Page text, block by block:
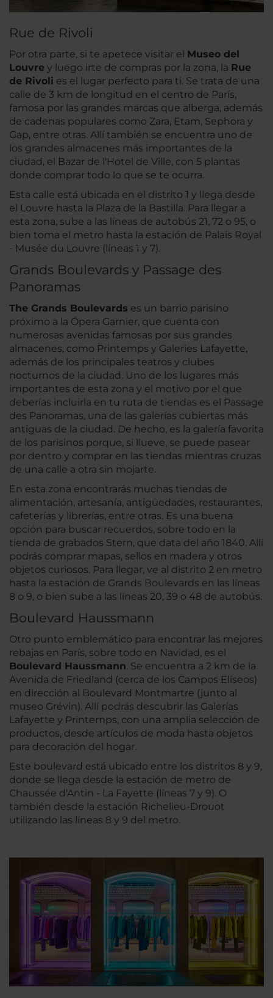
Rue de Rivoli
Por otra parte, si te apetece visitar el Museo del
Louvre y luego irte de compras por la zona, la Rue
de Rivoli es el lugar perfecto para ti. Se trata de una
calle de 3 km de longitud en el centro de París,
famosa por las grandes marcas que alberga, además
de cadenas populares como Zara, Etam, Sephora y
Gap, entre otras. Allí también se encuentra uno de
los grandes almacenes más importantes de la
ciudad, el Bazar de l'Hotel de Ville, con 5 plantas
donde comprar todo lo que se te ocurra.
Esta calle está ubicada en el distrito 1 y llega desde
el Louvre hasta la Plaza de la Bastilla. Para llegar a
esta zona, sube a las líneas de autobús 21, 72 o 95, o
bien toma el metro hasta la estación de Palais Royal
- Musée du Louvre (líneas 1 y 7).
Grands Boulevards y Passage des
Panoramas
The Grands Boulevards es un barrio parisino
próximo a la Ópera Garnier, que cuenta con
numerosas avenidas famosas por sus grandes
almacenes, como Printemps y Galeries Lafayette,
además de los principales teatros y clubes
nocturnos de la ciudad. Uno de los lugares más
importantes de esta zona y el motivo por el que
deberías incluirla en tu ruta de tiendas es el Passage
des Panoramas, una de las galerías cubiertas más
antiguas de la ciudad. De hecho, es la galería favorita
de los parisinos porque, si llueve, se puede pasear
por dentro y comprar en las tiendas mientras cruzas
de una calle a otra sin mojarte.
En esta zona encontrarás muchas tiendas de
alimentación, artesanía, antigüedades, restaurantes,
cafeterías y librerías, entre otras. Es una buena
opción para buscar recuerdos, sobre todo en la
tienda de grabados Stern, que data del año 1840. Allí
podrás comprar mapas, sellos en madera y otros
objetos curiosos. Para llegar, ve al distrito 2 en metro
hasta la estación de Grands Boulevards en las líneas
8 o 9, o bien sube a las líneas 20, 39 o 48 de autobús.
Boulevard Haussmann
Otro punto emblemático para encontrar las mejores
rebajas en París, sobre todo en Navidad, es el
Boulevard Haussmann. Se encuentra a 2 km de la
Avenida de Friedland (cerca de los Campos Elíseos)
en dirección al Boulevard Montmartre (junto al
museo Grévin). Allí podrás descubrir las Galerías
Lafayette y Printemps, con una amplia selección de
productos, desde artículos de moda hasta objetos
para decoración del hogar.
Este boulevard está ubicado entre los distritos 8 y 9,
donde se llega desde la estación de metro de
Chaussée d'Antin - La Fayette (líneas 7 y 9). O
también desde la estación Richelieu-Drouot
utilizando las líneas 8 y 9 del metro.